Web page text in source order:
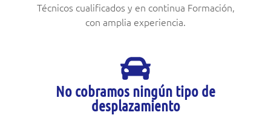
Técnicos cualificados y en continua Formación,
con amplia experiencia.
No cobramos ningún tipo de
desplazamiento